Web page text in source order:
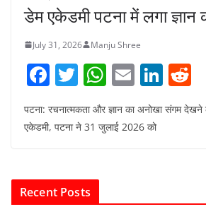
डेम एकेडमी पटना में लगा ज्ञान
July 31, 2026 Manju Shree
F
c
o
T
itt
W
at
E
m
ai
Li
n
k
e
d
पटना: रचनात्मकता और ज्ञान का अनोखा संगम देखने
एकेडमी, पटना ने 31 जुलाई 2026 को
Recent Posts